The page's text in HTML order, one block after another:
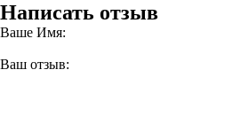
Написать отзыв
Ваше Имя:
Ваш отзыв: